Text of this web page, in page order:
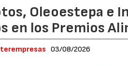
Oleoestepa e
en los Premios
03/08/2026